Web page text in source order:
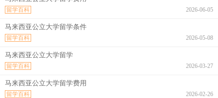
2026-06-05
留学百科
马来西亚公立大学留学条件
2026-05-08
留学百科
马来西亚公立大学留学
2026-03-27
留学百科
马来西亚公立大学留学费用
2026-02-26
留学百科